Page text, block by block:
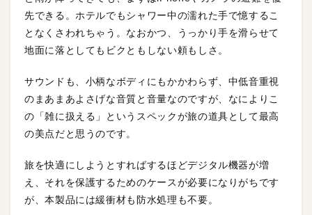
先できる。ホテルでもシャワー中の濡れた手で憶するこ
となくさわれちゃう。なおかつ、うっかり手を滑らせて
地面に落としてもビクともしない頼もしさ。
サウンドも、小柄なボディにもかかわらず、中低音重視
のまあまあよさげな音質と音量なのですが、なによりこ
の「雑に扱える」というスペックが旅の道具として最高
の美点だと思うのです。
旅を快適にしようとすればするほどデジタル機器が増
え、それを保護するためのケースが必要になりがちです
が、本製品には緩衝材も防水処理も不要。